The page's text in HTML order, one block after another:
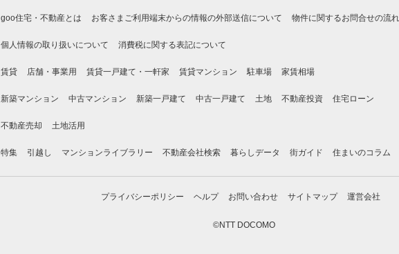
goo住宅・不動産とは お客さまご利用端末からの情報の外部送信について 物件に関するお問合せの流れ
個人情報の取り扱いについて 消費税に関する表記について
賃貸 店舗・事業用 賃貸一戸建て・一軒家 賃貸マンション 駐車場 家賃相場
新築マンション 中古マンション 新築一戸建て 中古一戸建て 土地 不動産投資 住宅ローン
不動産売却 土地活用
特集 引越し マンションライブラリー 不動産会社検索 暮らしデータ 街ガイド 住まいのコラム
プライバシーポリシー ヘルプ お問い合わせ サイトマップ 運営会社
©NTT DOCOMO